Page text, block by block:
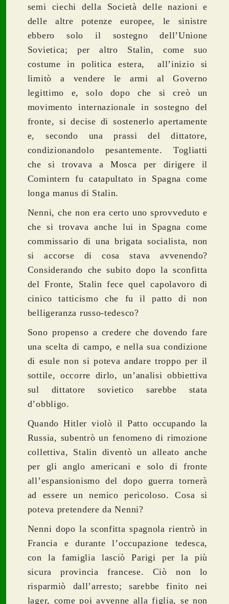
semi ciechi della Società delle nazioni e
delle altre potenze europee, le sinistre
ebbero solo il sostegno dell’Unione
Sovietica; per altro Stalin, come suo
costume in politica estera, all’inizio si
limitò a vendere le armi al Governo
legittimo e, solo dopo che si creò un
movimento internazionale in sostegno del
fronte, si decise di sostenerlo apertamente
e, secondo una prassi del dittatore,
condizionandolo pesantemente. Togliatti
che si trovava a Mosca per dirigere il
Comintern fu catapultato in Spagna come
longa manus di Stalin.
Nenni, che non era certo uno sprovveduto e
che si trovava anche lui in Spagna come
commissario di una brigata socialista, non
si accorse di cosa stava avvenendo?
Considerando che subito dopo la sconfitta
del Fronte, Stalin fece quel capolavoro di
cinico tatticismo che fu il patto di non
belligeranza russo-tedesco?
Sono propenso a credere che dovendo fare
una scelta di campo, e nella sua condizione
di esule non si poteva andare troppo per il
sottile, occorre dirlo, un’analisi obbiettiva
sul dittatore sovietico sarebbe stata
d’obbligo.
Quando Hitler violò il Patto occupando la
Russia, subentrò un fenomeno di rimozione
collettiva, Stalin diventò un alleato anche
per gli anglo americani e solo di fronte
all’espansionismo del dopo guerra tornerà
ad essere un nemico pericoloso. Cosa si
poteva pretendere da Nenni?
Nenni dopo la sconfitta spagnola rientrò in
Francia e durante l’occupazione tedesca,
con la famiglia lasciò Parigi per la più
sicura provincia francese. Ciò non lo
risparmiò dall’arresto; sarebbe finito nei
lager, come poi avvenne alla figlia, se non